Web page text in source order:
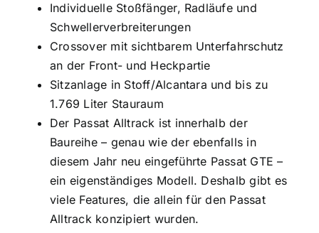
Individuelle Stoßfänger, Radläufe und
Schwellerverbreiterungen
Crossover mit sichtbarem Unterfahrschutz
an der Front- und Heckpartie
Sitzanlage in Stoff/Alcantara und bis zu
1.769 Liter Stauraum
Der Passat Alltrack ist innerhalb der
Baureihe – genau wie der ebenfalls in
diesem Jahr neu eingeführte Passat GTE –
ein eigenständiges Modell. Deshalb gibt es
viele Features, die allein für den Passat
Alltrack konzipiert wurden.